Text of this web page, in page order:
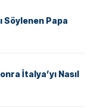
Söylenen Papa
İtalya’yı Nasıl